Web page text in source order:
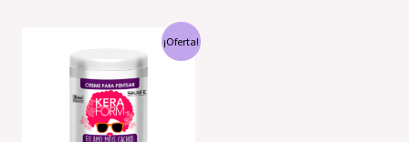
¡Oferta!
precio
original
era:
S/64.00.
actual
es:
S/60.00.